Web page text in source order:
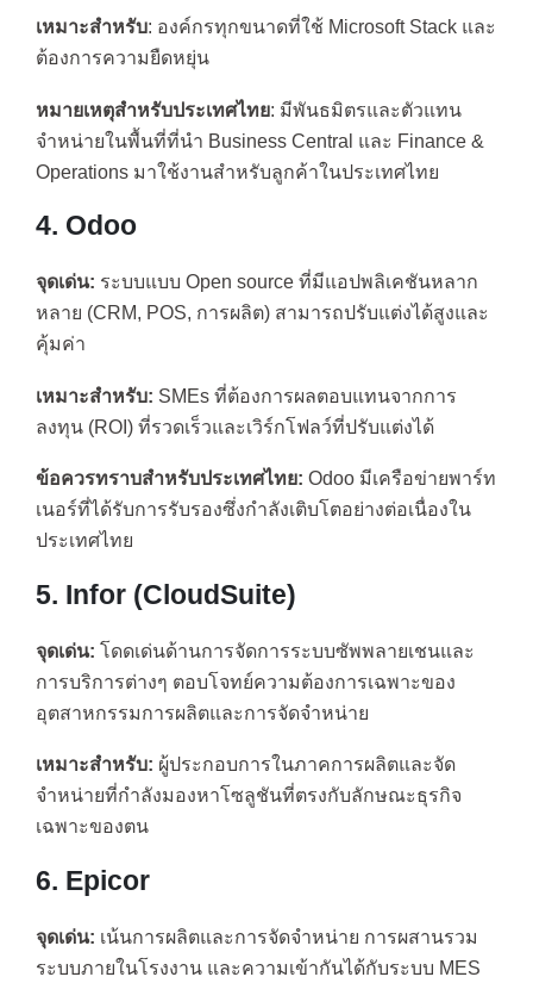
เหมาะสำหรับ: องค์กรทุกขนาดที่ใช้ Microsoft Stack และ
ต้องการความยืดหยุ่น
หมายเหตุสำหรับประเทศไทย: มีพันธมิตรและตัวแทน
จำหน่ายในพื้นที่ที่นำ Business Central และ Finance &
Operations มาใช้งานสำหรับลูกค้าในประเทศไทย
4. Odoo
จุดเด่น: ระบบแบบ Open source ที่มีแอปพลิเคชันหลาก
หลาย (CRM, POS, การผลิต) สามารถปรับแต่งได้สูงและ
คุ้มค่า
เหมาะสำหรับ: SMEs ที่ต้องการผลตอบแทนจากการ
ลงทุน (ROI) ที่รวดเร็วและเวิร์กโฟลว์ที่ปรับแต่งได้
ข้อควรทราบสำหรับประเทศไทย: Odoo มีเครือข่ายพาร์ท
เนอร์ที่ได้รับการรับรองซึ่งกำลังเติบโตอย่างต่อเนื่องใน
ประเทศไทย
5. Infor (CloudSuite)
จุดเด่น: โดดเด่นด้านการจัดการระบบซัพพลายเชนและ
การบริการต่างๆ ตอบโจทย์ความต้องการเฉพาะของ
อุตสาหกรรมการผลิตและการจัดจำหน่าย
เหมาะสำหรับ: ผู้ประกอบการในภาคการผลิตและจัด
จำหน่ายที่กำลังมองหาโซลูชันที่ตรงกับลักษณะธุรกิจ
เฉพาะของตน
6. Epicor
จุดเด่น: เน้นการผลิตและการจัดจำหน่าย การผสานรวม
ระบบภายในโรงงาน และความเข้ากันได้กับระบบ MES